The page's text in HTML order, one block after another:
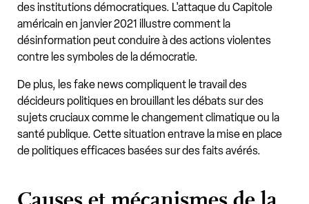
des institutions démocratiques. L'attaque du Capitole
américain en janvier 2021 illustre comment la
désinformation peut conduire à des actions violentes
contre les symboles de la démocratie.
De plus, les fake news compliquent le travail des
décideurs politiques en brouillant les débats sur des
sujets cruciaux comme le changement climatique ou la
santé publique. Cette situation entrave la mise en place
de politiques efficaces basées sur des faits avérés.